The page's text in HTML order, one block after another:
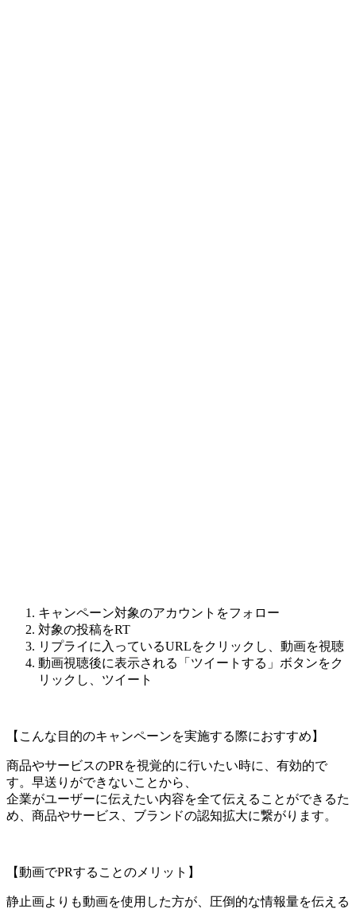
キャンペーン対象のアカウントをフォロー
対象の投稿をRT
リプライに入っているURLをクリックし、動画を視聴
動画視聴後に表示される「ツイートする」ボタンをク
リックし、ツイート
【こんな目的のキャンペーンを実施する際におすすめ】
商品やサービスのPRを視覚的に行いたい時に、有効的で
す。早送りができないことから、
企業がユーザーに伝えたい内容を全て伝えることができるた
め、商品やサービス、ブランドの認知拡大に繋がります。
【動画でPRすることのメリット】
静止画よりも動画を使用した方が、圧倒的な情報量を伝える